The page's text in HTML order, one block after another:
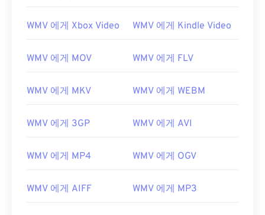
WMV 에게 Xbox Video WMV 에게 Kindle Video
WMV 에게 MOV WMV 에게 FLV
WMV 에게 MKV WMV 에게 WEBM
WMV 에게 3GP WMV 에게 AVI
WMV 에게 MP4 WMV 에게 OGV
WMV 에게 AIFF WMV 에게 MP3